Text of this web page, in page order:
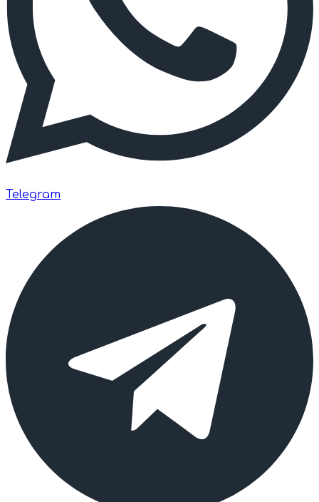
Telegram